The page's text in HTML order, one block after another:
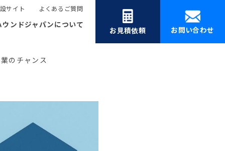
サイト よくあるご質問
ウンドジャパンについて
お見積依頼 お問い合わせ
のチャンス